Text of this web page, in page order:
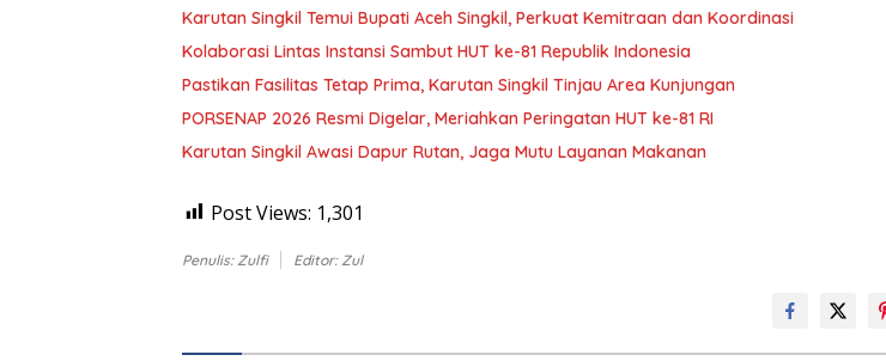
Karutan Singkil Temui Bupati Aceh Singkil, Perkuat Kemitraan dan Koordinasi
Kolaborasi Lintas Instansi Sambut HUT ke-81 Republik Indonesia
Pastikan Fasilitas Tetap Prima, Karutan Singkil Tinjau Area Kunjungan
PORSENAP 2026 Resmi Digelar, Meriahkan Peringatan HUT ke-81 RI
Karutan Singkil Awasi Dapur Rutan, Jaga Mutu Layanan Makanan
Post Views: 1,301
Penulis: Zulfi Editor: Zul